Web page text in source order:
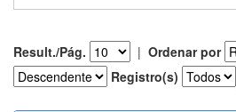
Result./Pág. | Ordenar por
Registro(s)